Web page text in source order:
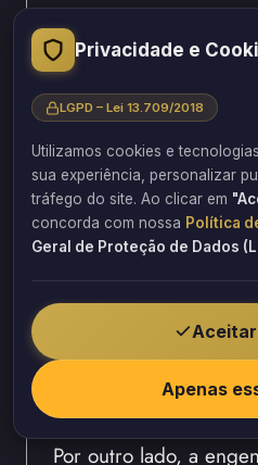
essencial da
projetista de
compromisso com a
com a qualidade das
disso, o engenheiro
transparência e rigor
etapas do projeto.
Consequentemente,
podem ser
econômicos ou
pressões externas.
Por outro lado, a
Privacidade e
LGPD – Lei 13.709/2018
Utilizamos cookies e
sua experiência, personalizar
tráfego do site. Ao clicar em
concorda com nossa Política
Geral de Proteção de Dados
Apenas